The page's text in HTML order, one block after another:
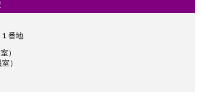
番地
）
）